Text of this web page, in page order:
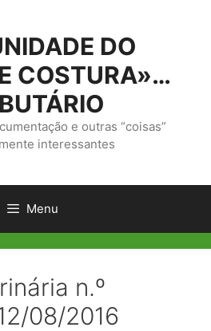
DO
COSTURA»…
e outras “coisas”
interessantes
Menu
n.º
08/2016